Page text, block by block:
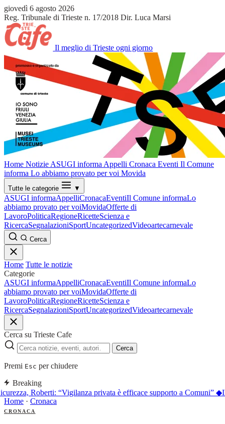
giovedì 6 agosto 2026
Reg. Tribunale di Trieste n. 17/2018 Dir. Luca Marsi
Il meglio di Trieste ogni giorno
Home Notizie ASUGI informa Appelli Cronaca Eventi Il Comune
informa Lo abbiamo provato per voi Movida
Tutte le categorie ▼
ASUGI informaAppelliCronacaEventiIl Comune informaLo
abbiamo provato per voiMovidaOfferte di
LavoroPoliticaRegioneRicetteScienza e
RicercaSegnalazioniSportUncategorizedVideoartecarnevale
Cerca
Home Tutte le notizie
Categorie
ASUGI informaAppelliCronacaEventiIl Comune informaLo
abbiamo provato per voiMovidaOfferte di
LavoroPoliticaRegioneRicetteScienza e
RicercaSegnalazioniSportUncategorizedVideoartecarnevale
Cerca su Trieste Cafe
Cerca
Premi Esc per chiudere
Breaking
Roberti: “Vigilanza privata è efficace supporto a Comuni”◆Il
Home · Cronaca
CRONACA